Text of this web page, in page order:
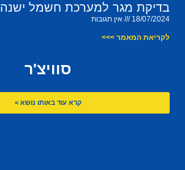
בדיקת מגר למערכת חשמל ישנה
18/07/2024 אין תגובות
לקריאת המאמר >>>
סוויצ'ר
קרא עוד באותו נושא >